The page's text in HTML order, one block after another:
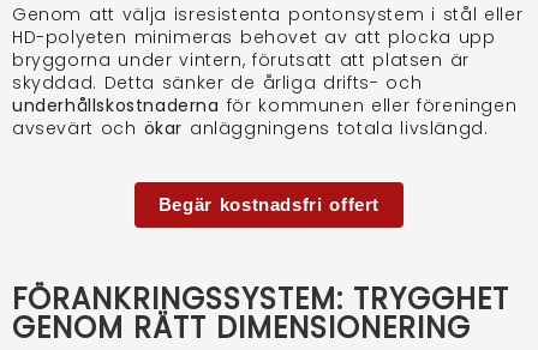
Genom att välja isresistenta pontonsystem i stål eller
HD-polyeten minimeras behovet av att plocka upp
bryggorna under vintern, förutsatt att platsen är
skyddad. Detta sänker de årliga drifts- och
underhållskostnaderna för kommunen eller föreningen
avsevärt och ökar anläggningens totala livslängd.
Begär kostnadsfri offert
FÖRANKRINGSSYSTEM: TRYGGHET
GENOM RÄTT DIMENSIONERING